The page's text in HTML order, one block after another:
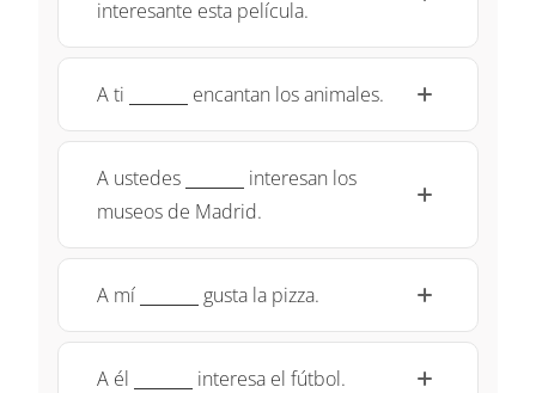
interesante esta película.
A ti \underline{~\qquad~}
encantan los animales.
A ustedes \underline{~\qquad~}
interesan los
museos de Madrid.
A mí \underline{~\qquad~}
gusta la pizza.
A él \underline{~\qquad~}
interesa el fútbol.